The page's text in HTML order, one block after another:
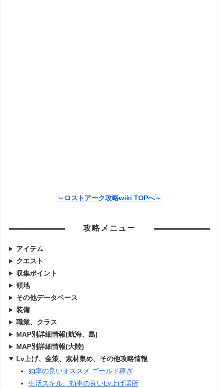
～ロストアーク攻略wiki TOPへ～
攻略メニュー
アイテム
クエスト
収集ポイント
領地
その他データベース
装備
職業、クラス
MAP別詳細情報(航海、島)
MAP別詳細情報(大陸)
Lv上げ、金策、素材集め、その他攻略情報
効率の良いオススメ ゴールド稼ぎ
生活スキル、効率の良いLv上げ場所